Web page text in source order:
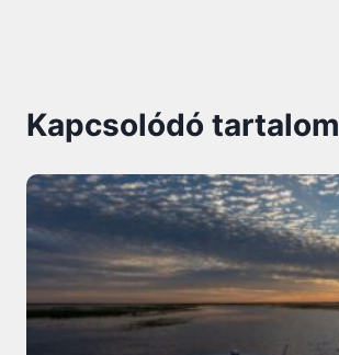
Kapcsolódó tartalom